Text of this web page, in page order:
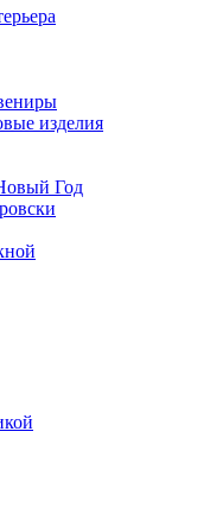
изделия
Год